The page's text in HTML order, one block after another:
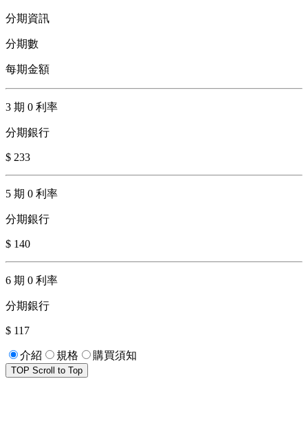
分期資訊
分期數
每期金額
3 期 0 利率
分期銀行
$ 233
5 期 0 利率
分期銀行
$ 140
6 期 0 利率
分期銀行
$ 117
介紹 規格 購買須知
TOP Scroll to Top